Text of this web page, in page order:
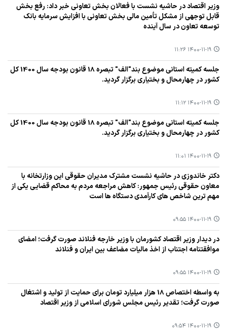
وزیر اقتصاد در حاشیه نشست با فعالان بخش تعاونی خبر داد: رفع بخش
قابل توجهی از مشكل تأمین مالی بخش تعاونی با افزایش سرمایه بانك
توسعه تعاون در سال آینده
۱۴۰۰-۱۱-۱۹ ۱۱:۲۶
جلسه كمیته استانی موضوع بند"الف" تبصره 18 قانون بودجه سال 1400 كل
كشور در چهارمحال و بختیاری برگزار گردید.
۱۴۰۰-۱۱-۱۹ ۱۱:۱۲
جلسه كمیته استانی موضوع بند"الف" تبصره 18 قانون بودجه سال 1400 كل
كشور در چهارمحال و بختیاری برگزار گردید.
۱۴۰۰-۱۱-۱۹ ۱۱:۰۱
دكتر خاندوزی در حاشیه نشست مشترك مدیران حقوقی این وزارتخانه با
معاون حقوقی رئیس جمهور: كاهش مراجعه مردم به محاكم قضایی یكی از
مهم ترین شاخص های كارآمدی دستگاه ها است
۱۴۰۰-۱۱-۱۹ ۰۹:۵۵
در دیدار وزیر اقتصاد كشورمان با وزیر خارجه فنلاند صورت گرفت؛ امضای
موافقتنامه اجتناب از اخذ مالیات مضاعف بین ایران و فنلاند
۱۴۰۰-۱۱-۱۹ ۰۹:۵۵
به واسطه اختصاص 18 هزار میلیارد تومان برای حمایت از تولید و اشتغال
صورت گرفت؛ تقدیر رئیس مجلس شورای اسلامی از وزیر اقتصاد
۱۴۰۰-۱۱-۱۹ ۰۹:۵۴